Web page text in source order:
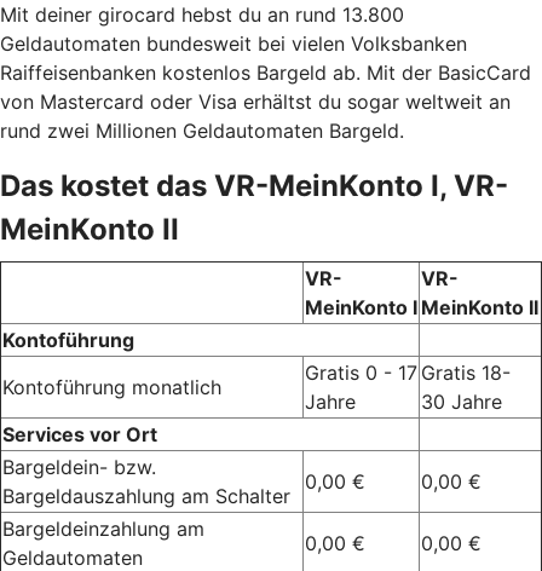
Mit deiner girocard hebst du an rund 13.800
Geldautomaten bundesweit bei vielen Volksbanken
Raiffeisenbanken kostenlos Bargeld ab. Mit der BasicCard
von Mastercard oder Visa erhältst du sogar weltweit an
rund zwei Millionen Geldautomaten Bargeld.
Das kostet das VR-MeinKonto I, VR-
MeinKonto II
VR-
MeinKonto I
VR-
MeinKonto II
Kontoführung
Kontoführung monatlich
Gratis 0 - 17
Jahre
Gratis 18-
30 Jahre
Services vor Ort
Bargeldein- bzw.
Bargeldauszahlung am Schalter
0,00 €
0,00 €
Bargeldeinzahlung am
Geldautomaten
0,00 €
0,00 €